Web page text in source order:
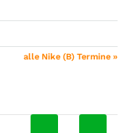
alle Nike (B) Termine »